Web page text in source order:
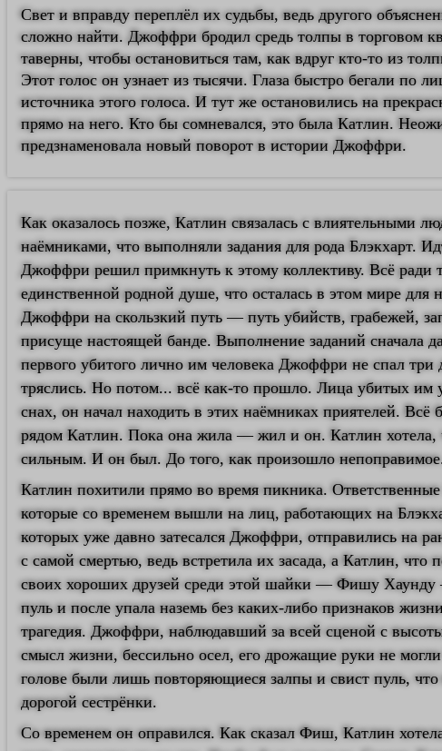
Свет и вправду переплёл их судьбы, ведь другого
сложно найти. Джоффри бродил средь толпы в торговом
таверны, чтобы остановиться там, как вдруг кто-то из
Этот голос он узнает из тысячи. Глаза быстро бегали по
источника этого голоса. И тут же остановились на
прямо на него. Кто бы сомневался, это была Катлин.
предзнаменовала новый поворот в истории Джоффри.
Как оказалось позже, Катлин связалась с влиятельными
наёмниками, что выполняли задания для рода Блэкхарт.
Джоффри решил примкнуть к этому коллективу. Всё ради
единственной родной душе, что осталась в этом мире для
Джоффри на скользкий путь — путь убийств, грабежей,
присуще настоящей банде. Выполнение заданий сначала
первого убитого лично им человека Джоффри не спал три
тряслись. Но потом... всё как-то прошло. Лица убитых им
снах, он начал находить в этих наёмниках приятелей.
рядом Катлин. Пока она жила — жил и он. Катлин
сильным. И он был. До того, как произошло
Катлин похитили прямо во время пикника.
которые со временем вышли на лиц, работающих на
которых уже давно затесался Джоффри, отправились на
с самой смертью, ведь встретила их засада, а Катлин, что
своих хороших друзей среди этой шайки — Фишу Хаунду
пуль и после упала наземь без каких-либо признаков
трагедия. Джоффри, наблюдавший за всей сценой с
смысл жизни, бессильно осел, его дрожащие руки не
голове были лишь повторяющиеся залпы и свист пуль, что
дорогой сестрёнки.
Со временем он оправился. Как сказал Фиш, Катлин